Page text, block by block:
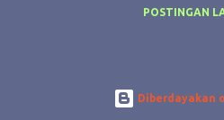
POSTINGAN
Diberdayakan